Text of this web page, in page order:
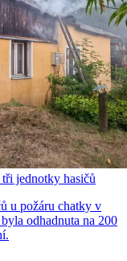
jednotky hasičů
u požáru chatky v
odhadnuta na 200